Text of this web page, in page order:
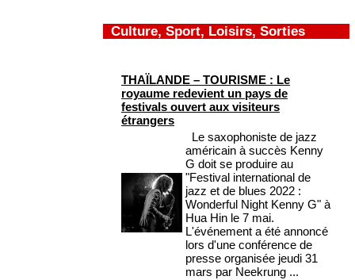
Culture, Sport, Loisirs, Sorties
THAÏLANDE – TOURISME : Le
royaume redevient un pays de
festivals ouvert aux visiteurs
étrangers
Le saxophoniste de jazz
américain à succès Kenny
G doit se produire au
"Festival international de
jazz et de blues 2022 :
Wonderful Night Kenny G" à
Hua Hin le 7 mai.
L'événement a été annoncé
lors d'une conférence de
presse organisée jeudi 31
mars par Neekrung ...